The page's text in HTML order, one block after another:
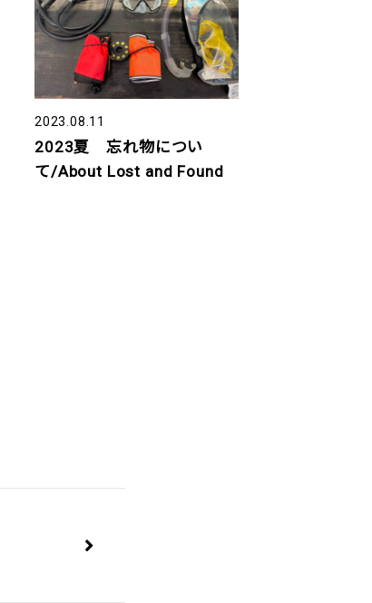
2023.08.11
2023夏 忘れ物につい
て/About Lost and Found